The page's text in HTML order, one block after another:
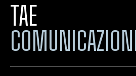
TAE